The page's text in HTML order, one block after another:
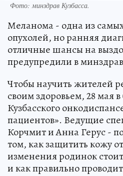
Фото: минздрав Кузбасса.
Меланома - одна из
опухолей, но ранняя
отличные шансы на
предупредили в
Чтобы научить жителей
своим здоровьем, 28 мая
Кузбасского
пациентов». Ведущие
Корчмит и Анна Герус -
том, как защитить кожу
изменения родинок
и как правильно